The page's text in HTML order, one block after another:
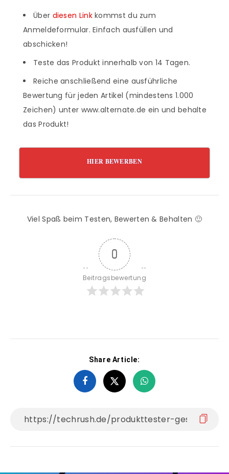
Über diesen Linkkommst du zum
Anmeldeformular. Einfach ausfüllen und
abschicken!
Teste das Produkt innerhalb von 14 Tagen.
Reiche anschließend eine ausführliche
Bewertung für jeden Artikel (mindestens 1.000
Zeichen) unter www.alternate.de ein und behalte
das Produkt!
HIER BEWERBEN
Viel Spaß beim Testen, Bewerten & Behalten 🙂
0
Beitragsbewertung
Share Article: